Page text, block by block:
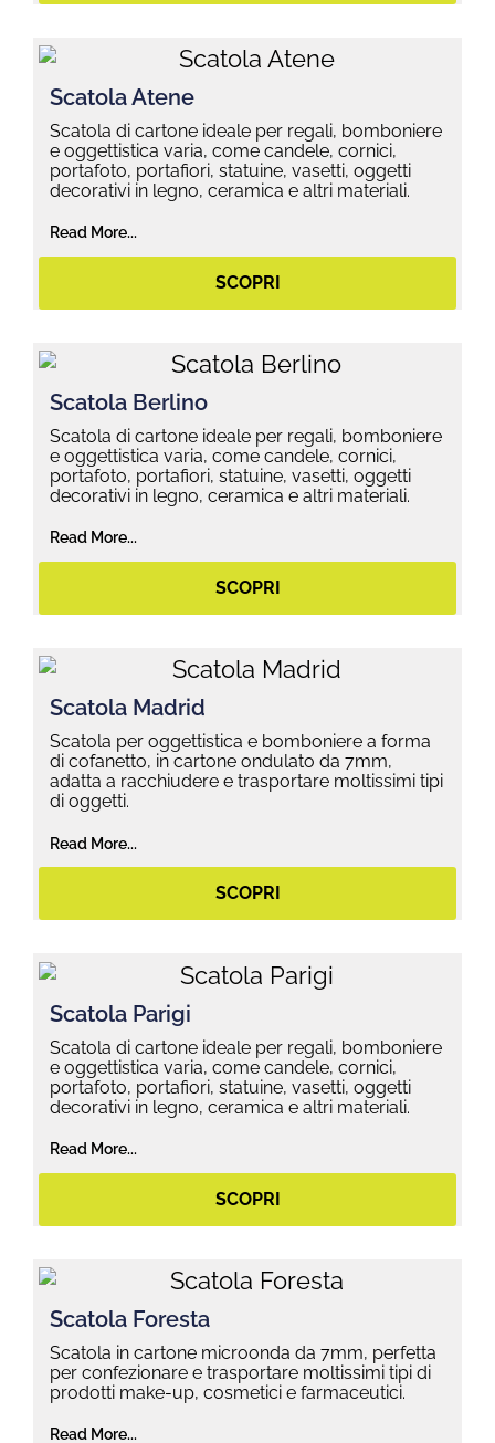
Scatola Atene
Scatola di cartone ideale per regali, bomboniere
e oggettistica varia, come candele, cornici,
portafoto, portafiori, statuine, vasetti, oggetti
decorativi in legno, ceramica e altri materiali.
Read More...
SCOPRI
Scatola Berlino
Scatola di cartone ideale per regali, bomboniere
e oggettistica varia, come candele, cornici,
portafoto, portafiori, statuine, vasetti, oggetti
decorativi in legno, ceramica e altri materiali.
Read More...
SCOPRI
Scatola Madrid
Scatola per oggettistica e bomboniere a forma
di cofanetto, in cartone ondulato da 7mm,
adatta a racchiudere e trasportare moltissimi tipi
di oggetti.
Read More...
SCOPRI
Scatola Parigi
Scatola di cartone ideale per regali, bomboniere
e oggettistica varia, come candele, cornici,
portafoto, portafiori, statuine, vasetti, oggetti
decorativi in legno, ceramica e altri materiali.
Read More...
SCOPRI
Scatola Foresta
Scatola in cartone microonda da 7mm, perfetta
per confezionare e trasportare moltissimi tipi di
prodotti make-up, cosmetici e farmaceutici.
Read More...